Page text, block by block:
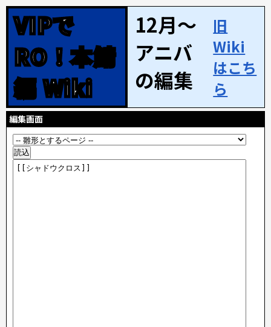
VIPで
RO！本鯖
編 Wiki
12月～
アニバ
の編集
旧
Wiki
はこち
ら
編集画面